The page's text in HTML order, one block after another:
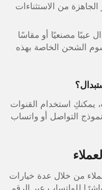
الجاهزة من الاستثناءات
عيبًا مصنعيًا أو مقاسًا
الشحن الخاصة بهذه
يمكنكِ استخدام القنوات
التواصل أو واتساب
من خلال عدة خيارات